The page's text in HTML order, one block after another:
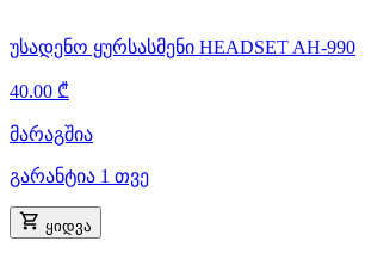
უსადენო ყურსასმენი HEADSET AH-990
40.00 ₾
მარაგშია
გარანტია 1 თვე
ყიდვა